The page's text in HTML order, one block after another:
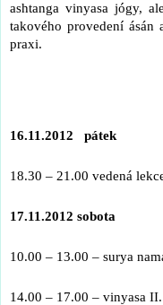
ashtanga vinyasa jógy,
takového provedení
praxi.
16.11.2012 pátek
18.30 – 21.00 vedená
17.11.2012 sobota
10.00 – 13.00 – surya
14.00 – 17.00 – vinyasa